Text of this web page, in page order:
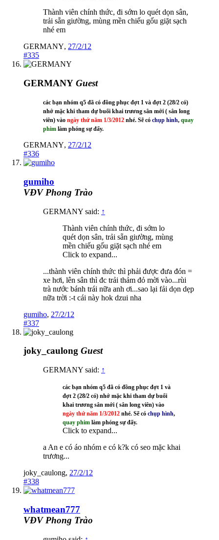
Thành viên chính thức, đi sớm lo quét dọn sân,
trải sẵn giường, mùng mền chiếu gốu giặt sạch
nhé em
GERMANY, 27/2/12
#335
GERMANY Guest
các bạn nhóm q5 đã có đồng phục đợt 1 và đợt 2 (28/2 có)
nhớ mặc khi tham dự buổi khai trương sân mới ( sân long
viên) vào ngày thứ năm 1/3/2012 nhé. Sẽ có chụp hình, quay
phim làm phóng sự đấy.
GERMANY, 27/2/12
#336
gumiho
VĐV Phong Trào
GERMANY said: ↑
Thành viên chính thức, đi sớm lo
quét dọn sân, trải sẵn giường, mùng
mền chiếu gốu giặt sạch nhé em
Click to expand...
...thành viên chính thức thì phải được đưa đón =
xe hơi, lên sân thì đc trải thảm đỏ mời vào...rùi
trà nước bánh trái nữa anh ơi...sao lại fải dọn dẹp
nữa trời :-t cái này hok dzui nha
gumiho, 27/2/12
#337
joky_caulong Guest
GERMANY said: ↑
các bạn nhóm q5 đã có đồng phục đợt 1 và
đợt 2 (28/2 có) nhớ mặc khi tham dự buổi
khai trương sân mới ( sân long viên) vào
ngày thứ năm 1/3/2012 nhé. Sẽ có chụp hình,
quay phim làm phóng sự đấy.
Click to expand...
a An e có áo nhóm e có k?k có seo mặc khai
trương...
joky_caulong, 27/2/12
#338
whatmean777
VĐV Phong Trào